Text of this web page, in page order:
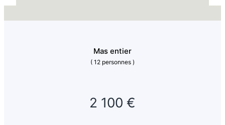
Mas entier
( 12 personnes )
2 100 €